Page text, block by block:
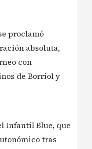
proclamó
absoluta,
con
de Borriol y
Infantil Blue, que
tras